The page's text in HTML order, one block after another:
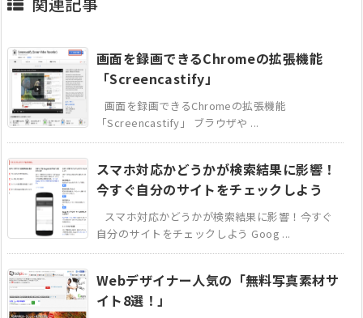
画面を録画できるChromeの拡張機能
「Screencastify」
画面を録画できるChromeの拡張機能
「Screencastify」 ブラウザや ...
スマホ対応かどうかが検索結果に影響！
今すぐ自分のサイトをチェックしよう
スマホ対応かどうかが検索結果に影響！今すぐ
自分のサイトをチェックしよう Goog ...
Webデザイナー人気の「無料写真素材サ
イト8選！」